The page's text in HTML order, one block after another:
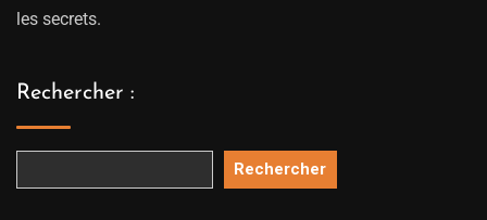
les secrets.
Rechercher :
Rechercher